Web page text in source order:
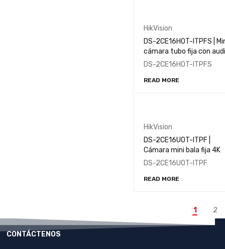
HikVision
DS-2CE16H0T-ITPFS |
cámara tubo fija con
de 5MP
DS-2CE16H0T-ITPFS
READ MORE
HikVision
DS-2CE16U0T-ITPF |
Cámara mini bala fija 4K
DS-2CE16U0T-ITPF
READ MORE
1 2
CONTÁCTENOS